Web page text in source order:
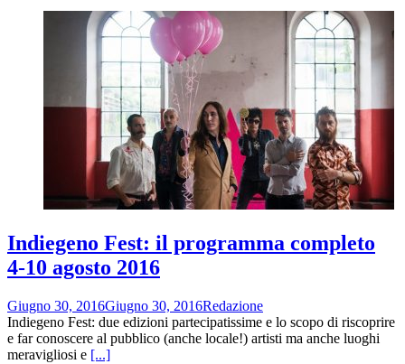
Indiegeno Fest: il programma completo
4-10 agosto 2016
Giugno 30, 2016Giugno 30, 2016Redazione
Indiegeno Fest: due edizioni partecipatissime e lo scopo di riscoprire
e far conoscere al pubblico (anche locale!) artisti ma anche luoghi
meravigliosi e [...]